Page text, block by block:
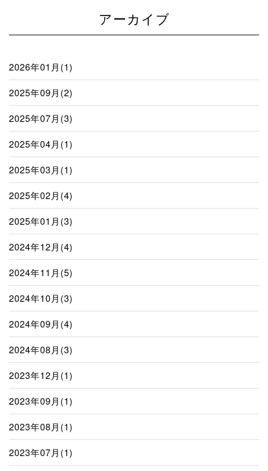
アーカイブ
2026年01月(1)
2025年09月(2)
2025年07月(3)
2025年04月(1)
2025年03月(1)
2025年02月(4)
2025年01月(3)
2024年12月(4)
2024年11月(5)
2024年10月(3)
2024年09月(4)
2024年08月(3)
2023年12月(1)
2023年09月(1)
2023年08月(1)
2023年07月(1)